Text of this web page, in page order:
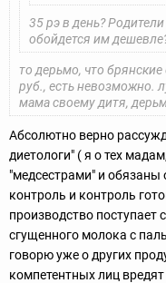
35 рэ в день?
обойдется им
то дерьмо, что
руб., есть невозможно.
мама своему дитя,
Абсолютно верно
диетологи" ( я о тех
"медсестрами" и обязаны
контроль и контроль
производство поступает
сгущенного молока с
говорю уже о других
компетентных лиц